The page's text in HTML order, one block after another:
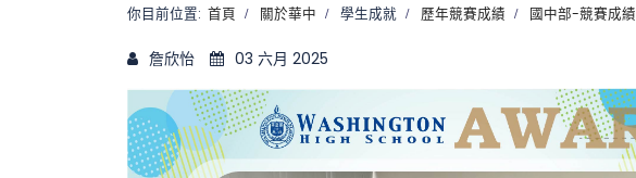
你目前位置: 首頁 關於華中 學生成就 歷年競賽成績 國中部-競賽成績
詹欣怡 03 六月 2025